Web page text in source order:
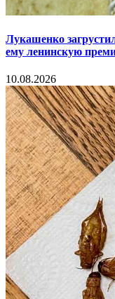
Лукашенко
ему ленинскую
10.08.2026